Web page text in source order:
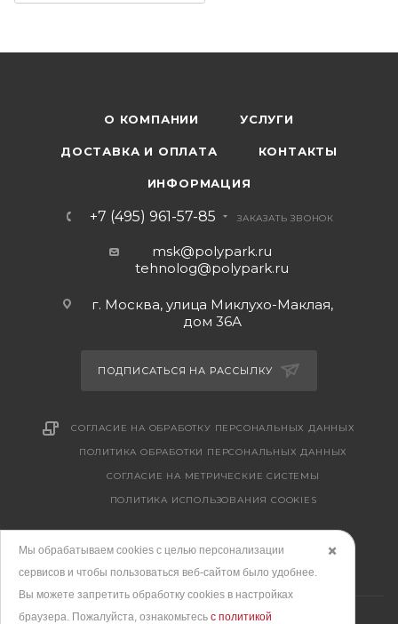
О КОМПАНИИ УСЛУГИ
ДОСТАВКА И ОПЛАТА КОНТАКТЫ
ИНФОРМАЦИЯ
+7 (495) 961-57-85 ЗАКАЗАТЬ ЗВОНОК
msk@polypark.ru
tehnolog@polypark.ru
г. Москва, улица Миклухо-Маклая,
дом 36А
ПОДПИСАТЬСЯ НА РАССЫЛКУ
СОГЛАСИЕ НА ОБРАБОТКУ ПЕРСОНАЛЬНЫХ ДАННЫХ
ПОЛИТИКА ОБРАБОТКИ ПЕРСОНАЛЬНЫХ ДАННЫХ
CОГЛАСИЕ НА МЕТРИЧЕСКИЕ СИСТЕМЫ
ПОЛИТИКА ИСПОЛЬЗОВАНИЯ COOKIES
✖️
Мы обрабатываем cookies с целью персонализации
сервисов и чтобы пользоваться веб-сайтом было удобнее.
Вы можете запретить обработку сookies в настройках
браузера. Пожалуйста, ознакомьтесь с политикой